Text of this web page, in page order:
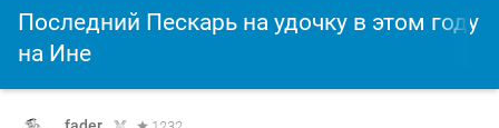
Последний Пескарь на удочку в этом году
на Ине